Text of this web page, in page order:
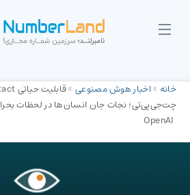
خانه »اخبار هوش مصنوعی»
چت‌جی‌پی‌تی؛ نجات جان انسان‌ها در لحظات